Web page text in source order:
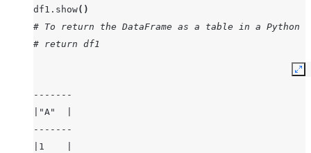
df1 . show()
# To return the DataFrame as a table in a Python
# return df1
-------
|"A"  |
-------
|1    |